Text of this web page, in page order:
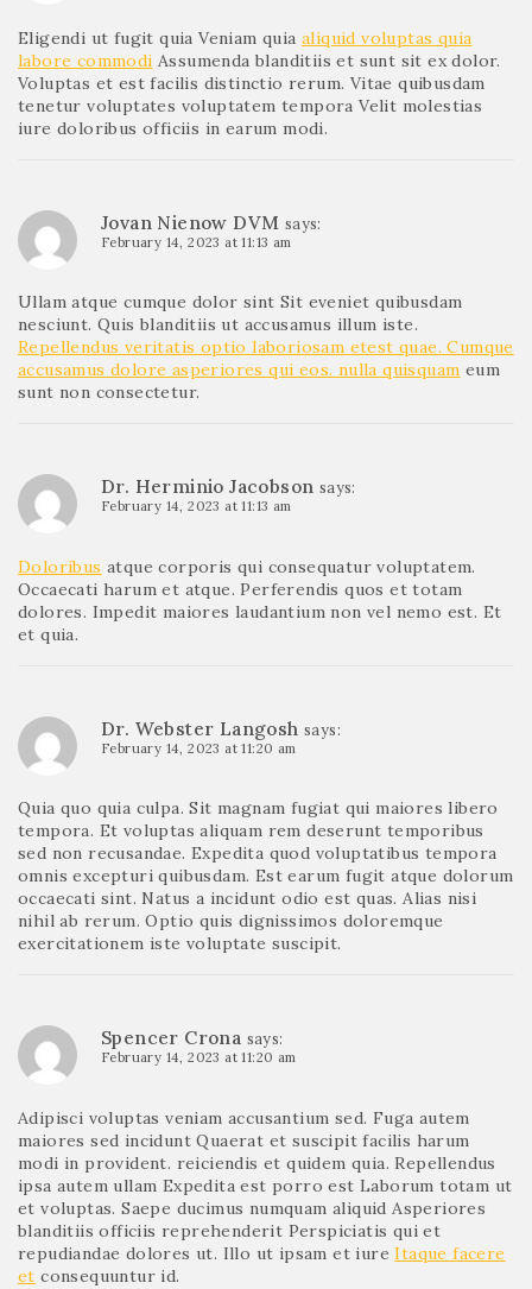
Eligendi ut fugit quia Veniam quia aliquid voluptas quia
labore commodi Assumenda blanditiis et sunt sit ex dolor.
Voluptas et est facilis distinctio rerum. Vitae quibusdam
tenetur voluptates voluptatem tempora Velit molestias
iure doloribus officiis in earum modi.
Jovan Nienow DVM says:
February 14, 2023 at 11:13 am
Ullam atque cumque dolor sint Sit eveniet quibusdam
nesciunt. Quis blanditiis ut accusamus illum iste.
Repellendus veritatis optio laboriosam etest quae. Cumque
accusamus dolore asperiores qui eos. nulla quisquam eum
sunt non consectetur.
Dr. Herminio Jacobson says:
February 14, 2023 at 11:13 am
Doloribus atque corporis qui consequatur voluptatem.
Occaecati harum et atque. Perferendis quos et totam
dolores. Impedit maiores laudantium non vel nemo est. Et
et quia.
Dr. Webster Langosh says:
February 14, 2023 at 11:20 am
Quia quo quia culpa. Sit magnam fugiat qui maiores libero
tempora. Et voluptas aliquam rem deserunt temporibus
sed non recusandae. Expedita quod voluptatibus tempora
omnis excepturi quibusdam. Est earum fugit atque dolorum
occaecati sint. Natus a incidunt odio est quas. Alias nisi
nihil ab rerum. Optio quis dignissimos doloremque
exercitationem iste voluptate suscipit.
Spencer Crona says:
February 14, 2023 at 11:20 am
Adipisci voluptas veniam accusantium sed. Fuga autem
maiores sed incidunt Quaerat et suscipit facilis harum
modi in provident. reiciendis et quidem quia. Repellendus
ipsa autem ullam Expedita est porro est Laborum totam ut
et voluptas. Saepe ducimus numquam aliquid Asperiores
blanditiis officiis reprehenderit Perspiciatis qui et
repudiandae dolores ut. Illo ut ipsam et iureItaque facere
et consequuntur id.